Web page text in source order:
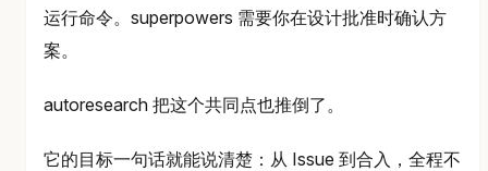
运行命令。superpowers 需要你在设计批准时确认方
案。
autoresearch 把这个共同点也推倒了。
它的目标一句话就能说清楚：从 Issue 到合入，全程不